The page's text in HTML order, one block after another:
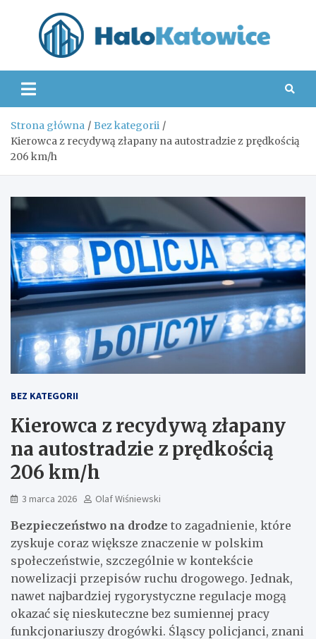
Strona główna
Bez kategorii
Kierowca z recydywą złapany na autostradzie z prędkością
206 km/h
BEZ KATEGORII
Kierowca z recydywą złapany
na autostradzie z prędkością
206 km/h
3 marca 2026 Olaf Wiśniewski
Bezpieczeństwo na drodze to zagadnienie, które
zyskuje coraz większe znaczenie w polskim
społeczeństwie, szczególnie w kontekście
nowelizacji przepisów ruchu drogowego. Jednak,
nawet najbardziej rygorystyczne regulacje mogą
okazać się nieskuteczne bez sumiennej pracy
funkcjonariuszy drogówki. Śląscy policjanci, znani